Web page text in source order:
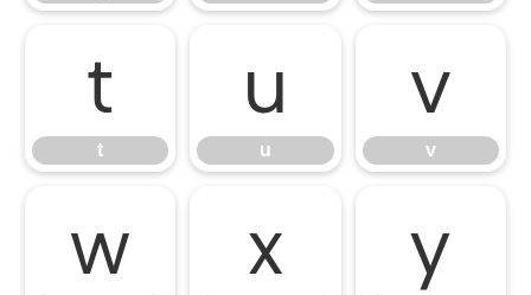
t
t
u
u
v
v
w x y